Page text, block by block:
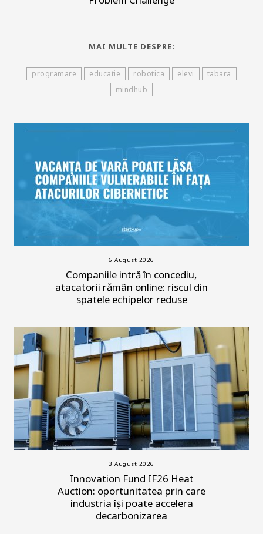
MAI MULTE DESPRE:
programare educatie robotica elevi
tabara
mindhub
6 August 2026
Companiile intră în concediu,
atacatorii rămân online: riscul din
spatele echipelor reduse
3 August 2026
Innovation Fund IF26 Heat
Auction: oportunitatea prin care
industria își poate accelera
decarbonizarea